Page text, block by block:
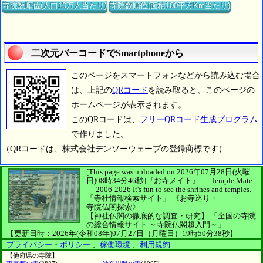
寺院数順位(人口10万人当たり) 寺院数順位(面積100平方Km当たり)
二次元バーコードでSmartphoneから
このページをスマートフォンなどから読み込む場合
は、上記のQRコード を読み取ると、このページの
ホームページが表示されます。
このQRコードは、 フリーQRコード生成プログラム
で作りました。
（QRコードは、株式会社デンソーウェーブの登録商標です）
[This page was uploaded on 2026年07月28日(火曜
日)08時34分46秒] 『お寺メイト』 ｜ Temple Mate
｜ 2006-2026 It's fun to see the shrines and temples.
「寺社情報検索サイト」
《お寺巡り・
寺院仏閣探索》
【神社仏閣の徹底的な調査・研究】
「全国の寺院
の総合情報サイト ～寺院仏閣超入門～」
【更新日時：2026年(令和08年)07月27日（月曜日）19時50分38秒】
プライバシー・ポリシー 、 稼働環境 、 利用規約
【他府県の寺院】